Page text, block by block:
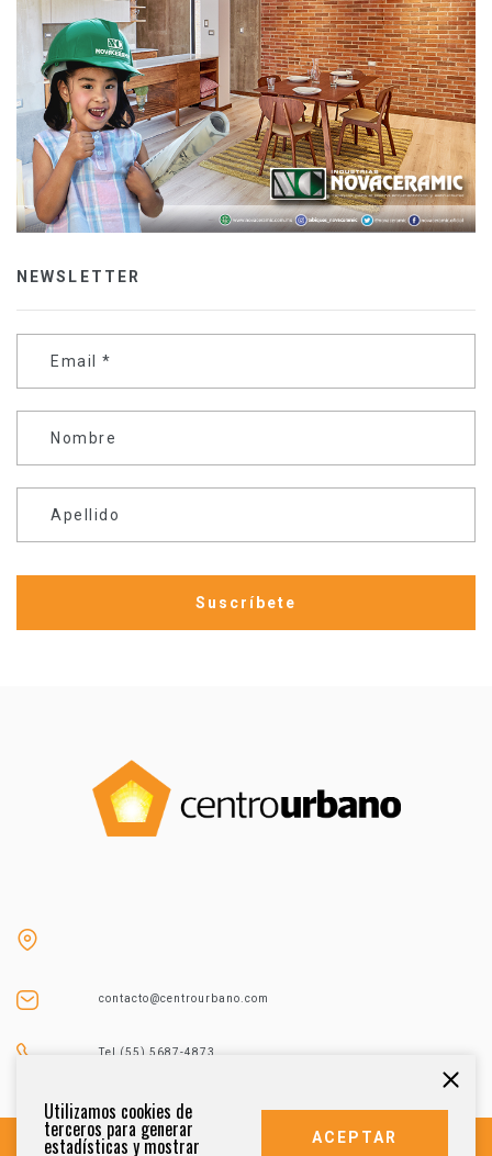
NEWSLETTER
Email *
Nombre
Apellido
contacto@centrourbano.com
Tel (55) 5687-4873
Utilizamos cookies de
terceros para generar
estadísticas y mostrar ACEPTAR